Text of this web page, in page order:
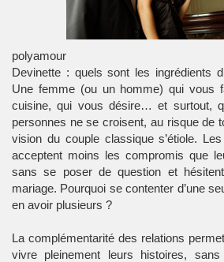
polyamour
Devinette : quels sont les ingrédients
Une femme (ou un homme) qui vous
cuisine, qui vous désire… et surtout,
personnes ne se croisent, au risque de
vision du couple classique s’étiole.
acceptent moins les compromis que
sans se poser de question et
mariage. Pourquoi se contenter d’une
en avoir plusieurs ?
La complémentarité des relations
vivre pleinement leurs histoires,